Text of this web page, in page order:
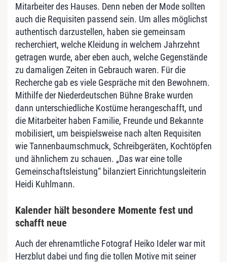
Mitarbeiter des Hauses. Denn neben der Mode sollten
auch die Requisiten passend sein. Um alles möglichst
authentisch darzustellen, haben sie gemeinsam
recherchiert, welche Kleidung in welchem Jahrzehnt
getragen wurde, aber eben auch, welche Gegenstände
zu damaligen Zeiten in Gebrauch waren. Für die
Recherche gab es viele Gespräche mit den Bewohnern.
Mithilfe der Niederdeutschen Bühne Brake wurden
dann unterschiedliche Kostüme herangeschafft, und
die Mitarbeiter haben Familie, Freunde und Bekannte
mobilisiert, um beispielsweise nach alten Requisiten
wie Tannenbaumschmuck, Schreibgeräten, Kochtöpfen
und ähnlichem zu schauen. „Das war eine tolle
Gemeinschaftsleistung“ bilanziert Einrichtungsleiterin
Heidi Kuhlmann.
Kalender hält besondere Momente fest und
schafft neue
Auch der ehrenamtliche Fotograf Heiko Ideler war mit
Herzblut dabei und fing die tollen Motive mit seiner